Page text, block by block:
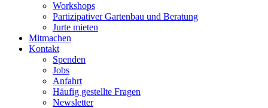
Workshops
Partizipativer Gartenbau und Beratung
Jurte mieten
Mitmachen
Kontakt
Spenden
Jobs
Anfahrt
Häufig gestellte Fragen
Newsletter